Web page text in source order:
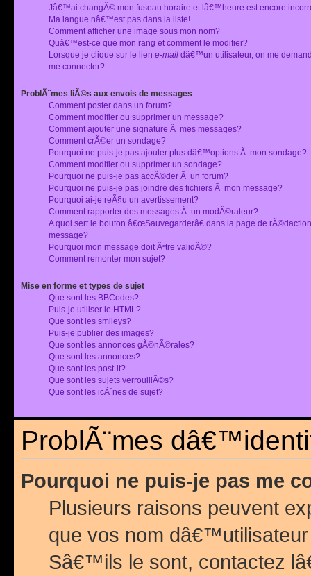
Jâ€™ai changÃ© mon fuseau horaire et lâ€™heure est encore
Ma langue nâ€™est pas dans la liste!
Comment afficher une image sous mon nom?
Quâ€™est-ce que mon rang et comment le modifier?
Lorsque je clique sur le lien e-mail dâ€™un utilisateur, on me
me connecter?
ProblÃ¨mes liÃ©s aux envois de messages
Comment poster dans un forum?
Comment modifier ou supprimer un message?
Comment ajouter une signature Ã mes messages?
Comment crÃ©er un sondage?
Pourquoi ne puis-je pas ajouter plus dâ€™options Ã mon sondage?
Comment modifier ou supprimer un sondage?
Pourquoi ne puis-je pas accÃ©der Ã un forum?
Pourquoi ne puis-je pas joindre des fichiers Ã mon message?
Pourquoi ai-je reÃ§u un avertissement?
Comment rapporter des messages Ã un modÃ©rateur?
A quoi sert le bouton â€œSauvegarderâ€ dans la page de
message?
Pourquoi mon message doit Ãªtre validÃ©?
Comment remonter mon sujet?
Mise en forme et types de sujet
Que sont les BBCodes?
Puis-je utiliser le HTML?
Que sont les smileys?
Puis-je publier des images?
Que sont les annonces gÃ©nÃ©rales?
Que sont les annonces?
Que sont les post-it?
Que sont les sujets verrouillÃ©s?
Que sont les icÃ´nes de sujet?
ProblÃ¨mes
Pourquoi ne puis-je pas me
Plusieurs raisons peuvent
que vos nom
Sâ€™ils le sont, contactez